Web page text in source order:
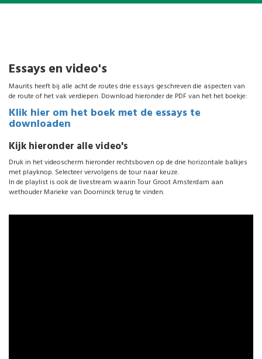
Essays en video's
Maurits heeft bij alle acht de routes drie essays geschreven die aspecten van
de route of het vak verdiepen. Download hieronder de PDF van het het boekje:
Klik hier om het boek met de essays te
downloaden
Kijk hieronder alle video's
Druk in het videoscherm hieronder rechtsboven op de drie horizontale balkjes
met playknop. Selecteer vervolgens de tour naar keuze.
In de playlist is ook de livestream waarin Tour Groot Amsterdam aan
wethouder Marieke van Doorninck terug te vinden.